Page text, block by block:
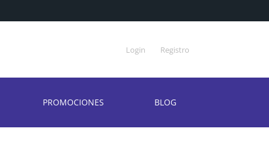
Login Registro
PROMOCIONES BLOG